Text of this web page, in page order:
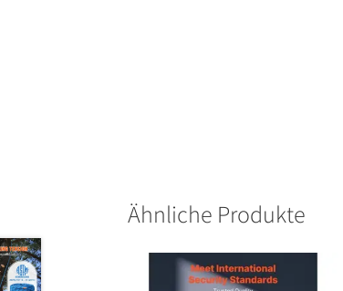
Ähnliche Produkte